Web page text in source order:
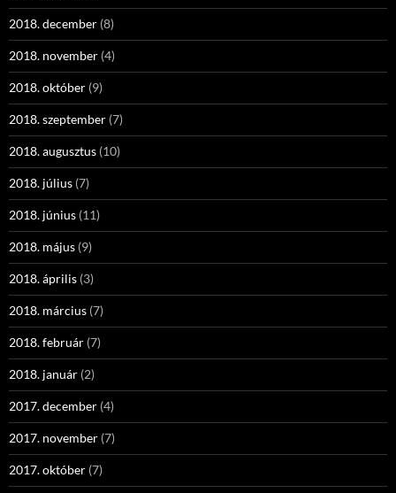
2018. december (8)
2018. november (4)
2018. október (9)
2018. szeptember (7)
2018. augusztus (10)
2018. július (7)
2018. június (11)
2018. május (9)
2018. április (3)
2018. március (7)
2018. február (7)
2018. január (2)
2017. december (4)
2017. november (7)
2017. október (7)